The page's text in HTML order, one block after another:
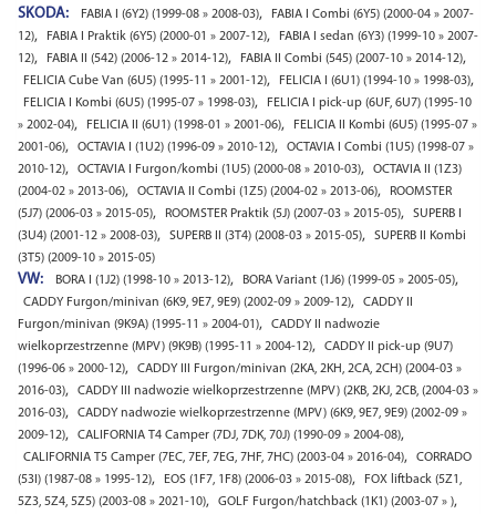
SKODA: FABIA I (6Y2) (1999-08 » 2008-03),
FABIA I Combi (6Y5) (2000-04 » 2007-
12), FABIA I Praktik (6Y5) (2000-01 » 2007-12),
FABIA I sedan (6Y3) (1999-10 » 2007-
12), FABIA II (542) (2006-12 » 2014-12), FABIA II Combi (545) (2007-10 » 2014-12),
FELICIA Cube Van (6U5) (1995-11 » 2001-12), FELICIA I (6U1) (1994-10 » 1998-03),
FELICIA I Kombi (6U5) (1995-07 » 1998-03),
FELICIA I pick-up (6UF, 6U7) (1995-10
» 2002-04), FELICIA II (6U1) (1998-01 » 2001-06),
FELICIA II Kombi (6U5) (1995-07 »
2001-06), OCTAVIA I (1U2) (1996-09 » 2010-12),
OCTAVIA I Combi (1U5) (1998-07 »
2010-12), OCTAVIA I Furgon/kombi (1U5) (2000-08 » 2010-03),
OCTAVIA II (1Z3)
(2004-02 » 2013-06), OCTAVIA II Combi (1Z5) (2004-02 » 2013-06),
ROOMSTER
(5J7) (2006-03 » 2015-05), ROOMSTER Praktik (5J) (2007-03 » 2015-05),
SUPERB I
(3U4) (2001-12 » 2008-03), SUPERB II (3T4) (2008-03 » 2015-05),
SUPERB II Kombi
(3T5) (2009-10 » 2015-05)
VW: BORA I (1J2) (1998-10 » 2013-12), BORA Variant (1J6) (1999-05 » 2005-05),
CADDY Furgon/minivan (6K9, 9E7, 9E9) (2002-09 » 2009-12),
CADDY II
Furgon/minivan (9K9A) (1995-11 » 2004-01),
CADDY II nadwozie
wielkoprzestrzenne (MPV) (9K9B) (1995-11 » 2004-12),
CADDY II pick-up (9U7)
(1996-06 » 2000-12),
CADDY III Furgon/minivan (2KA, 2KH, 2CA, 2CH) (2004-03 »
2016-03),
CADDY III nadwozie wielkoprzestrzenne (MPV) (2KB, 2KJ, 2CB, (2004-03 »
2016-03),
CADDY nadwozie wielkoprzestrzenne (MPV) (6K9, 9E7, 9E9) (2002-09 »
2009-12), CALIFORNIA T4 Camper (7DJ, 7DK, 70J) (1990-09 » 2004-08),
CALIFORNIA T5 Camper (7EC, 7EF, 7EG, 7HF, 7HC) (2003-04 » 2016-04),
CORRADO
(53I) (1987-08 » 1995-12), EOS (1F7, 1F8) (2006-03 » 2015-08),
FOX liftback (5Z1,
5Z3, 5Z4, 5Z5) (2003-08 » 2021-10), GOLF Furgon/hatchback (1K1) (2003-07 » ),